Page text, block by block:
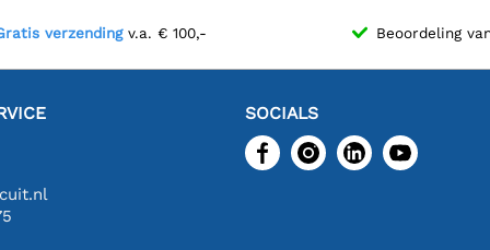
verzendingv.a. € 100,- Beoordeling
SOCIALS